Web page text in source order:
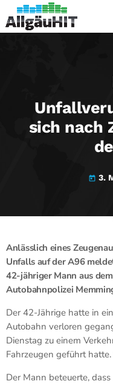
sich nach
today 3.
Anlässlich eines
Unfalls auf der A96
42-jähriger Mann aus
Autobahnpolizei
Der 42-Jährige hatte in
Autobahn verloren
Dienstag zu einem
Fahrzeugen geführt
Der Mann beteuerte,